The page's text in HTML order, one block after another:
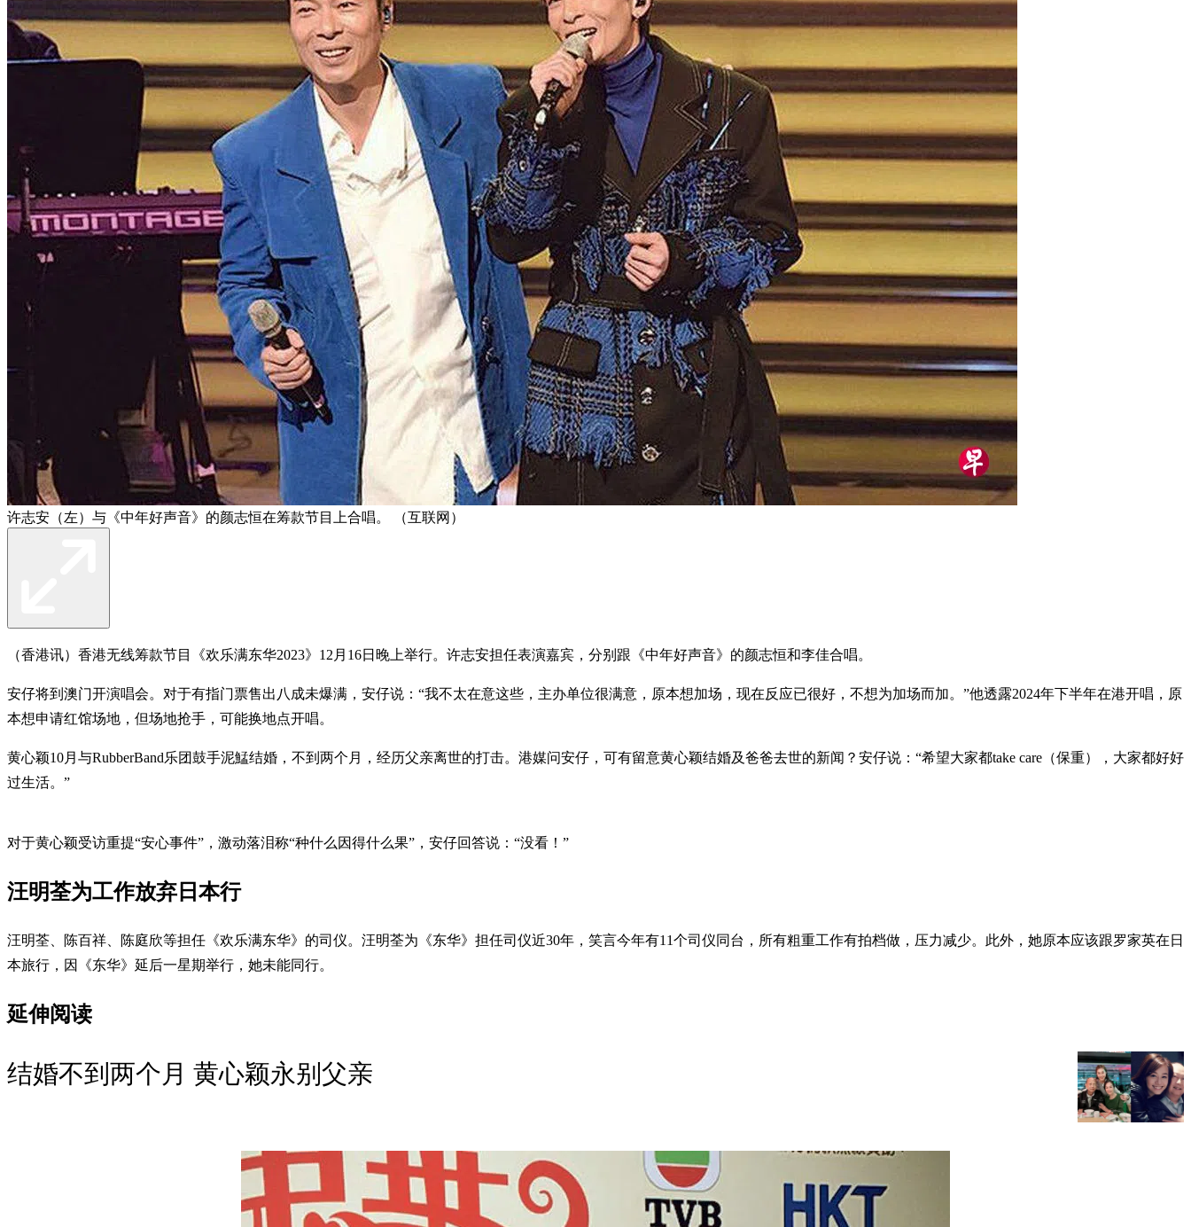
许志安（左）与《中年好声音》的颜志恒在筹款节目上合唱。 （互联网）
（香港讯）香港无线筹款节目《欢乐满东华2023》12月16日晚上举行。许志安担任表演嘉宾，分别跟《中年好声音》的颜志恒和李佳合唱。
安仔将到澳门开演唱会。对于有指门票售出八成未爆满，安仔说：“我不太在意这些，主办单位很满意，原本想加场，现在反应已很好，不想为加场而加。”他透露2024年下半年在港开唱，原
本想申请红馆场地，但场地抢手，可能换地点开唱。
黄心颖10月与RubberBand乐团鼓手泥鯭结婚，不到两个月，经历父亲离世的打击。港媒问安仔，可有留意黄心颖结婚及爸爸去世的新闻？安仔说：“希望大家都take care（保重），大家都好好
过生活。”
对于黄心颖受访重提“安心事件”，激动落泪称“种什么因得什么果”，安仔回答说：“没看！”
汪明荃为工作放弃日本行
汪明荃、陈百祥、陈庭欣等担任《欢乐满东华》的司仪。汪明荃为《东华》担任司仪近30年，笑言今年有11个司仪同台，所有粗重工作有拍档做，压力减少。此外，她原本应该跟罗家英在日
本旅行，因《东华》延后一星期举行，她未能同行。
延伸阅读
结婚不到两个月 黄心颖永别父亲